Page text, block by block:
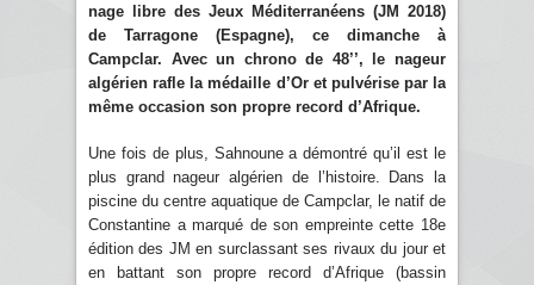
nage libre des Jeux Méditerranéens (JM 2018)
de Tarragone (Espagne), ce dimanche à
Campclar. Avec un chrono de 48’’, le nageur
algérien rafle la médaille d’Or et pulvérise par la
même occasion son propre record d’Afrique.
Une fois de plus, Sahnoune a démontré qu’il est le
plus grand nageur algérien de l’histoire. Dans la
piscine du centre aquatique de Campclar, le natif de
Constantine a marqué de son empreinte cette 18e
édition des JM en surclassant ses rivaux du jour et
en battant son propre record d’Afrique (bassin